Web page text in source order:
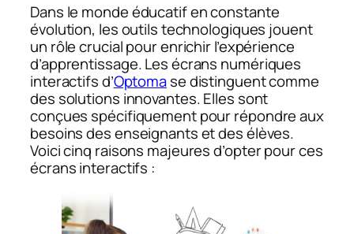
Dans le monde éducatif en constante
évolution, les outils technologiques jouent
un rôle crucial pour enrichir l’expérience
d’apprentissage. Les écrans numériques
interactifs d’Optomase distinguent comme
des solutions innovantes. Elles sont
conçues spécifiquement pour répondre aux
besoins des enseignants et des élèves.
Voici cinq raisons majeures d’opter pour ces
écrans interactifs :